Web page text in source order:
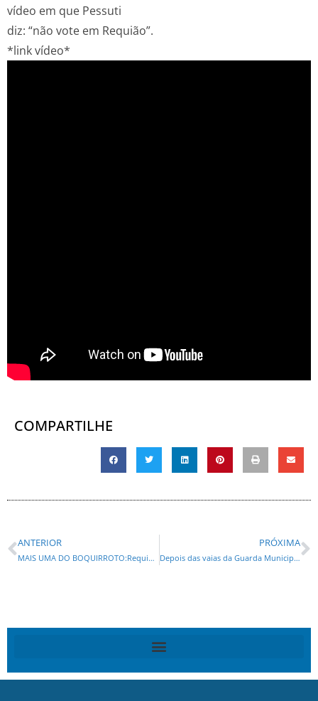
vídeo em que Pessuti
diz: “não vote em Requião”.
*link vídeo*
COMPARTILHE
ANTERIOR
MAIS UMA DO BOQUIRROTO:Requião pode ocupar Ministério das Comunicações
PRÓXIMA
Depois das vaias da Guarda Municipal Marina diz não a Fruet